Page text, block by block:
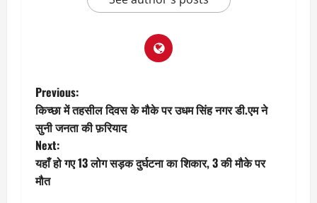
P
o
s
t
Previous:
किच्छा में तहसील दिवस के मौके पर उधम सिंह नगर डी.एम ने
सुनी जनता की फ़रियाद
Next:
यहाँ हो गए 13 लोग सड़क दुर्घटना का शिकार, 3 की मौके पर
मौत